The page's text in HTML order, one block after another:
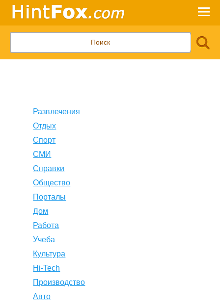
Развлечения
Отдых
Спорт
СМИ
Справки
Общество
Порталы
Дом
Работа
Учеба
Культура
Hi-Tech
Производство
Авто